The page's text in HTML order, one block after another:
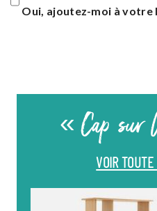
Oui, ajoutez-moi à
« Cap sur
VOIR